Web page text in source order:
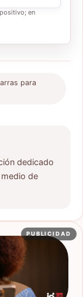
en
para
dedicado
de
PUBLICIDAD